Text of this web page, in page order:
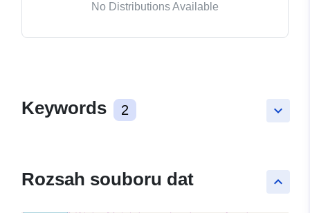
No Distributions Available
keyboard_arrow_down
Keywords 2
keyboard_arrow_up
Rozsah souboru dat